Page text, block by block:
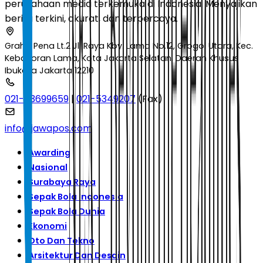
perusahaan media terkemuka di Indonesia. Menyajikan
berita terkini, akurat, dan terpercaya.
Graha Pena Lt.2 Jl. Raya Kby. Lama No.12, Grogol Utara, Kec.
Kebayoran Lama, Kota Jakarta Selatan, Daerah Khusus
Ibukota Jakarta 12210
021-53699659 |021-5349207 (Fax)
info@jawapos.com
Awarding
Nasional
Surabaya Raya
Sepak Bola Indonesia
Sepak Bola Dunia
Ekonomi
Oto Dan Tekno
Arsitektur Dan Desain